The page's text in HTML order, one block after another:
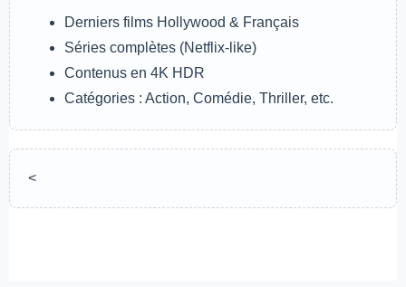
Derniers films Hollywood & Français
Séries complètes (Netflix-like)
Contenus en 4K HDR
Catégories : Action, Comédie, Thriller, etc.
<